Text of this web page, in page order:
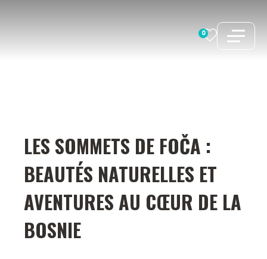
0
LES SOMMETS DE FOČA :
BEAUTÉS NATURELLES ET
AVENTURES AU CŒUR DE LA
BOSNIE